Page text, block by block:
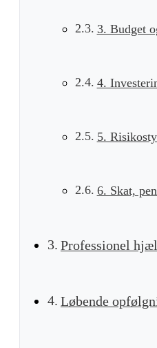
3. Budget
4.
5.
6. Skat,
Professionel
Løbende